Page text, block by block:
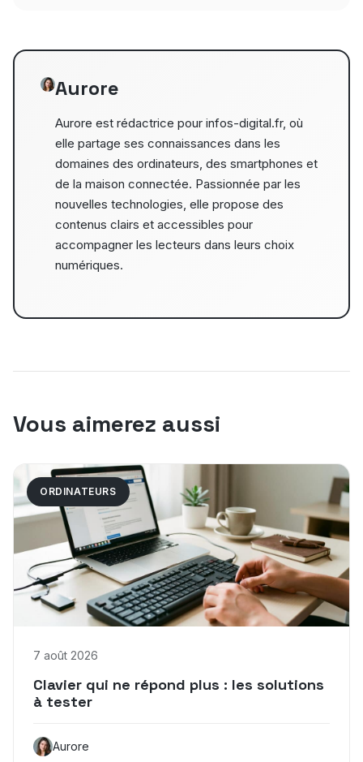
Aurore
Aurore est rédactrice pour infos-digital.fr, où
elle partage ses connaissances dans les
domaines des ordinateurs, des smartphones et
de la maison connectée. Passionnée par les
nouvelles technologies, elle propose des
contenus clairs et accessibles pour
accompagner les lecteurs dans leurs choix
numériques.
Vous aimerez aussi
ORDINATEURS
7 août 2026
Clavier qui ne répond plus : les solutions
à tester
Aurore